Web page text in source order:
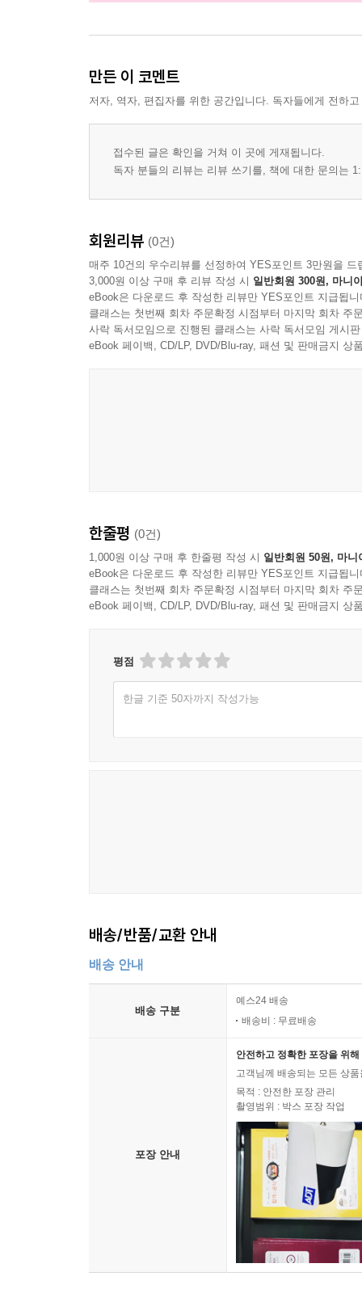
만든 이 코멘트
저자, 역자, 편집자를 위한 공간입니다. 독자들에게 전하
접수된 글은 확인을 거쳐 이 곳에 게재됩니다.
독자 분들의 리뷰는 리뷰 쓰기를, 책에 대한 문의는
회원리뷰 (0건)
매주 10건의 우수리뷰를 선정하여 YES포인트 3만원을 드
3,000원 이상 구매 후 리뷰 작성 시 일반회원 300원, 마니
eBook은 다운로드 후 작성한 리뷰만 YES포인트 지급됩니
클래스는 첫번째 회차 주문확정 시점부터 마지막 회차 주
사락 독서모임으로 진행된 클래스는 사락 독서모임 게시
eBook 페이백, CD/LP, DVD/Blu-ray, 패션 및 판매금지 상
한줄평 (0건)
1,000원 이상 구매 후 한줄평 작성 시 일반회원 50원, 마니
eBook은 다운로드 후 작성한 리뷰만 YES포인트 지급됩니
클래스는 첫번째 회차 주문확정 시점부터 마지막 회차 주
eBook 페이백, CD/LP, DVD/Blu-ray, 패션 및 판매금지 상
평점
한글 기준 50자까지 작성가능
배송/반품/교환 안내
배송 안내
배송 구분
예스24 배송
배송비 : 무료배송
포장 안내
안전하고 정확한 포장을 위
고객님께 배송되는 모든 상
목적 : 안전한 포장 관리
촬영범위 : 박스 포장 작업